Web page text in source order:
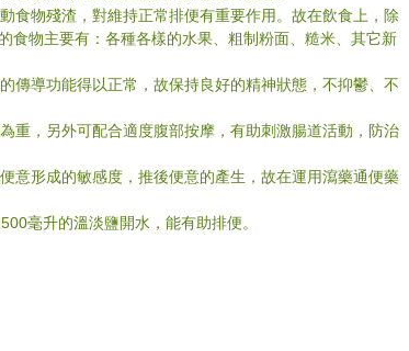
食物殘渣，對維持正常排便有重要作用。故在飲食上，除
食物主要有：各種各樣的水果、粗制粉面、糙米、其它新
傳導功能得以正常，故保持良好的精神狀態，不抑鬱、不
重，另外可配合適度腹部按摩，有助刺激腸道活動，防治
意形成的敏感度，推後便意的產生，故在運用瀉藥通便藥
毫升的溫淡鹽開水，能有助排便。